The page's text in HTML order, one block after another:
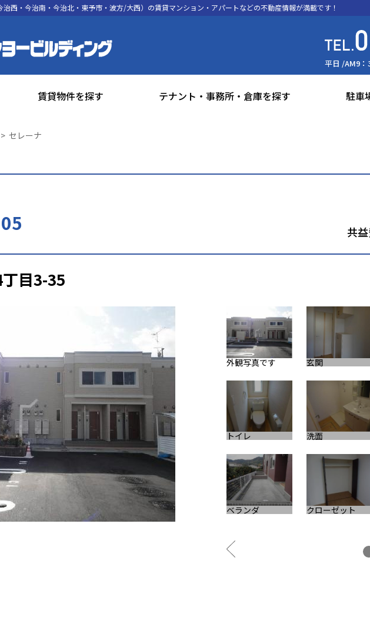
西・今治南・今治北・東予市・波方/大西）の賃貸マンション・アパートなどの不動産情報が満載です！
平日 /AM9：
賃貸物件を探す テナント・事務所・倉庫を探す 駐車
セレーナ
共
目3-35
外観写真です 玄関
トイレ 洗面
ベランダ クローゼット